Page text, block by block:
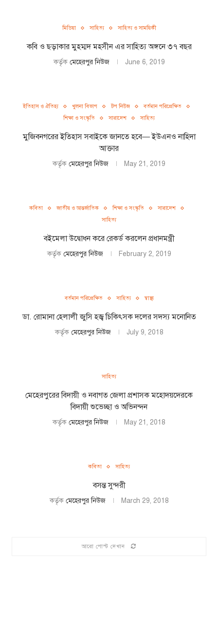
মিডিয়া সাহিত্য সাহিত্য ও সাময়িকী
কবি ও ছড়াকার মুহম্মদ মহসীন এর সাহিত্য অঙ্গনে ৩৭ বছর
কর্তৃক মেহেরপুর নিউজ June 6, 2019
ইতিহাস ও ঐতিহ্য খুলনা বিভাগ টপ নিউজ
বর্তমান পরিপ্রেক্ষিত
শিক্ষা ও সংস্কৃতি
সারাদেশ সাহিত্য
মুজিবনগরের ইতিহাস সবাইকে জানতে হবে— ইউএনও নাহিদা
আক্তার
কর্তৃক মেহেরপুর নিউজ May 21, 2019
কবিতা জাতীয় ও আন্তর্জাতিক শিক্ষা ও সংস্কৃতি
সারাদেশ
সাহিত্য
বইমেলা উদ্বোধন করে রেকর্ড করলেন প্রধানমন্ত্রী
কর্তৃক মেহেরপুর নিউজ February 2, 2019
বর্তমান পরিপ্রেক্ষিত সাহিত্য স্বাস্থ্য
ডা. রোমানা হেলালী জুসি হজ্ব চিকিৎসক দলের সদস্য মনোনিত
কর্তৃক মেহেরপুর নিউজ July 9, 2018
সাহিত্য
মেহেরপুরের বিদায়ী ও নবাগত জেলা প্রশাসক মহোদয়দেরকে
বিদায়ী শুভেচ্ছা ও অভিনন্দন
কর্তৃক মেহেরপুর নিউজ May 21, 2018
কবিতা সাহিত্য
বসন্ত সুন্দরী
কর্তৃক মেহেরপুর নিউজ March 29, 2018
আরো পোস্ট দেখান